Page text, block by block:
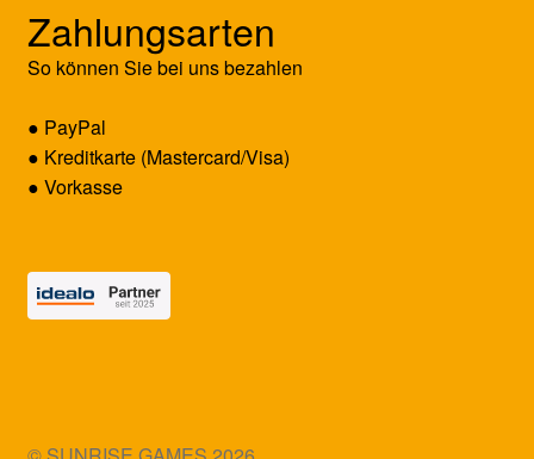
Zahlungsarten
So können Sie bei uns bezahlen
● PayPal
● Kreditkarte (Mastercard/Visa)
● Vorkasse